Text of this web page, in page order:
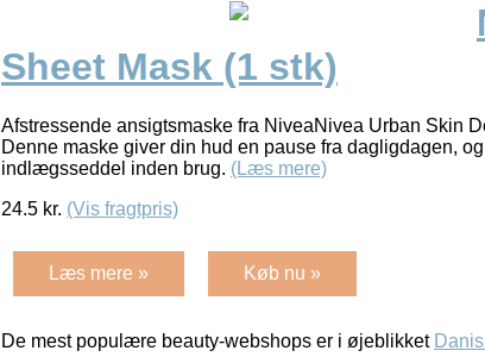
Sheet Mask (1 stk)
Afstressende ansigtsmaske fra NiveaNivea Urban Skin
Denne maske giver din hud en pause fra dagligdagen,
indlægsseddel inden brug. (Læs mere)
24.5 kr. (Vis fragtpris)
Læs mere » Køb nu »
De mest populære beauty-webshops er i øjeblikket